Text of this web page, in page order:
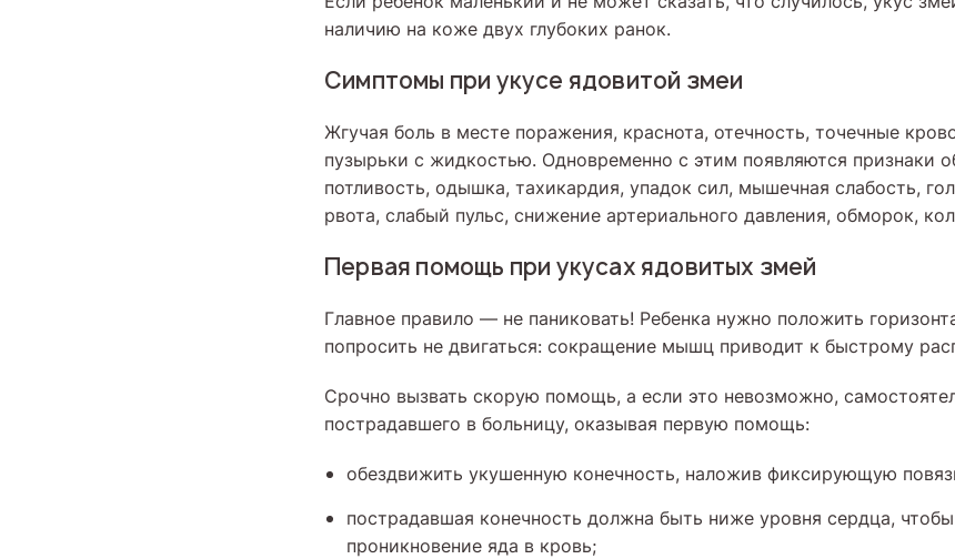
наличию на коже двух глубоких ранок.
Симптомы при укусе ядовитой змеи
Жгучая боль в месте поражения, краснота, отечность, точечные
пузырьки с жидкостью. Одновременно с этим появляются признаки
потливость, одышка, тахикардия, упадок сил, мышечная слабость,
рвота, слабый пульс, снижение артериального давления, обморок,
Первая помощь при укусах ядовитых змей
Главное правило — не паниковать! Ребенка нужно положить
попросить не двигаться: сокращение мышц приводит к быстрому
Срочно вызвать скорую помощь, а если это невозможно,
пострадавшего в больницу, оказывая первую помощь:
обездвижить укушенную конечность, наложив фиксирующую
пострадавшая конечность должна быть ниже уровня сердца,
проникновение яда в кровь;